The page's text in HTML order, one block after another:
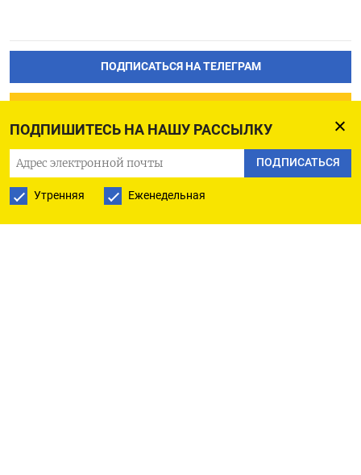
ПОДПИШИТЕСЬ НА НАШУ РАССЫЛКУ
ПОДПИСАТЬСЯ
Утренняя Еженедельная
ПОДПИСАТЬСЯ НА ТЕЛЕГРАМ